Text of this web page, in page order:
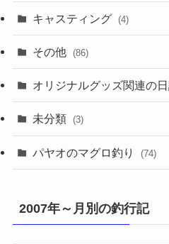
キャスティング (4)
その他 (86)
オリジナルグッズ関連の
未分類 (3)
パヤオのマグロ釣り (74)
2007年～月別の釣行記